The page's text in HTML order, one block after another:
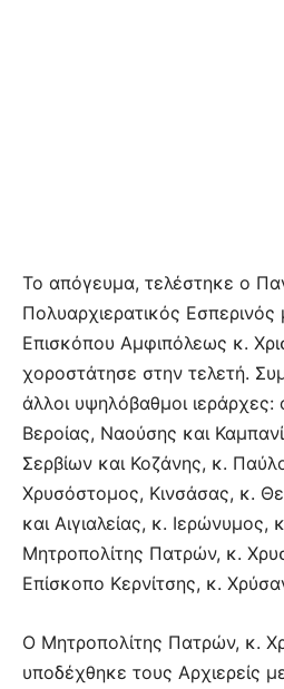
Το απόγευμα, τελέστηκε ο
Πολυαρχιερατικός
Επισκόπου Αμφιπόλεως κ.
χοροστάτησε στην τελετή.
άλλοι υψηλόβαθμοι ιεράρχες:
Βεροίας, Ναούσης και
Σερβίων και Κοζάνης, κ.
Χρυσόστομος, Κινσάσας, κ.
και Αιγιαλείας, κ. Ιερώνυμος,
Μητροπολίτης Πατρών, κ.
Επίσκοπο Κερνίτσης, κ.
Ο Μητροπολίτης Πατρών, κ.
υποδέχθηκε τους Αρχιερείς